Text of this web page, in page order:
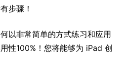
步骤！
以非常简单的方式练习和应用
性100%！您将能够为 iPad 创